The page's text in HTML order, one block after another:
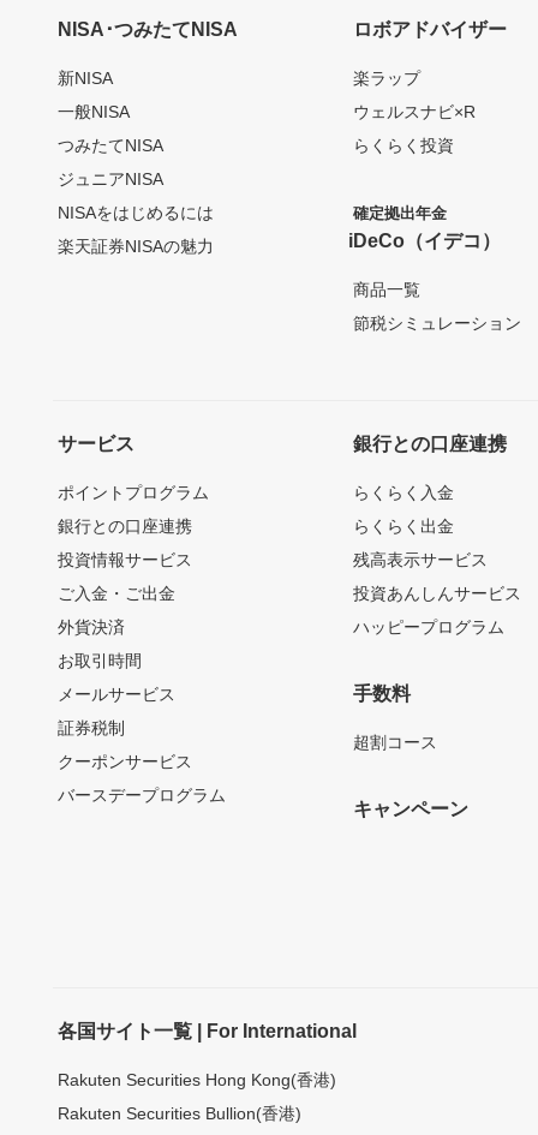
NISA･つみたてNISA
新NISA
一般NISA
つみたてNISA
ジュニアNISA
NISAをはじめるには
楽天証券NISAの魅力
ロボアドバイザー
楽ラップ
ウェルスナビ×R
らくらく投資
確定拠出年金
iDeCo（イデコ）
商品一覧
節税シミュレーション
サービス
ポイントプログラム
銀行との口座連携
投資情報サービス
ご入金・ご出金
外貨決済
お取引時間
メールサービス
証券税制
クーポンサービス
バースデープログラム
銀行との口座連携
らくらく入金
らくらく出金
残高表示サービス
投資あんしんサービス
ハッピープログラム
手数料
超割コース
キャンペーン
各国サイト一覧 | For International
Rakuten Securities Hong Kong(香港)
Rakuten Securities Bullion(香港)